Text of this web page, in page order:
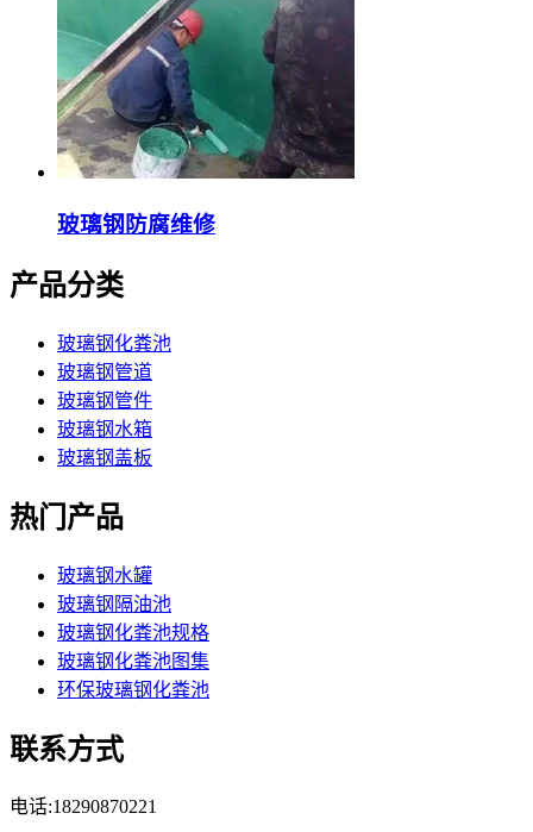
玻璃钢防腐维修
产品分类
玻璃钢化粪池
玻璃钢管道
玻璃钢管件
玻璃钢水箱
玻璃钢盖板
热门产品
玻璃钢水罐
玻璃钢隔油池
玻璃钢化粪池规格
玻璃钢化粪池图集
环保玻璃钢化粪池
联系方式
电话:18290870221